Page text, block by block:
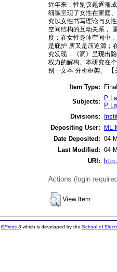
近年来，性别议题逐渐
细腻呈现了女性在家庭
究以女性书写理论与女
空间结构的互动关系，
度：在女性身体空间中
是庇护 所又是压迫源；
究发现，《洞》呈现出
权力的解构。本研究在
别—文本”分析框架。 【
Item Type:
Subjects:
P
P
Divisions:
Depositing User:
ML
Date Deposited: 04
Last Modified: 04
URI:
Actions (login
View Item
EPrints 3which is developed by the School of